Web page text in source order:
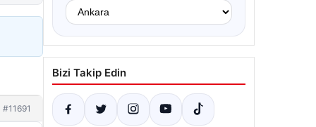
#11691
Bizi Takip Edin